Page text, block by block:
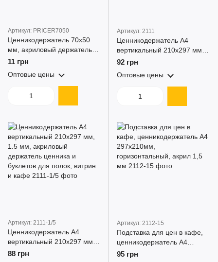
Артикул: PRICER7050
Ценникодержатель 70x50
мм, акриловый держатель
ценника для полок, витрин и
11 грн
Оптовые цены
Артикул: 2111
Ценникодержатель А4
вертикальный 210x297 мм,
L-образный, акриловый
полок, витрин и кафе
92 грн
Оптовые цены
Артикул: 2111-1/5
Ценникодержатель А4
вертикальный 210x297 мм,
1.5 мм, акриловый
88 грн
Артикул: 2112-15
Подставка для цен в кафе,
ценникодержатель А4
297х210мм,
95 грн